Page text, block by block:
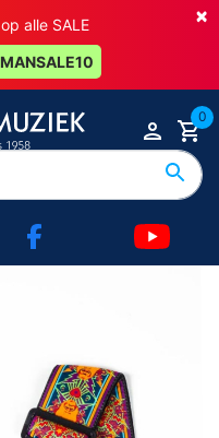
×
alle SALE
0